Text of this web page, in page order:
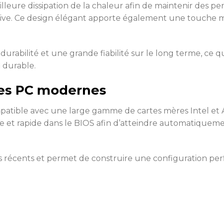
dissipation de la chaleur afin de maintenir des
Ce design élégant apporte également une touche
et une grande fiabilité sur le long terme, ce
durable.
PC modernes
avec une large gamme de cartes mères Intel
rapide dans le BIOS afin d’atteindre
récents et permet de construire une configuration